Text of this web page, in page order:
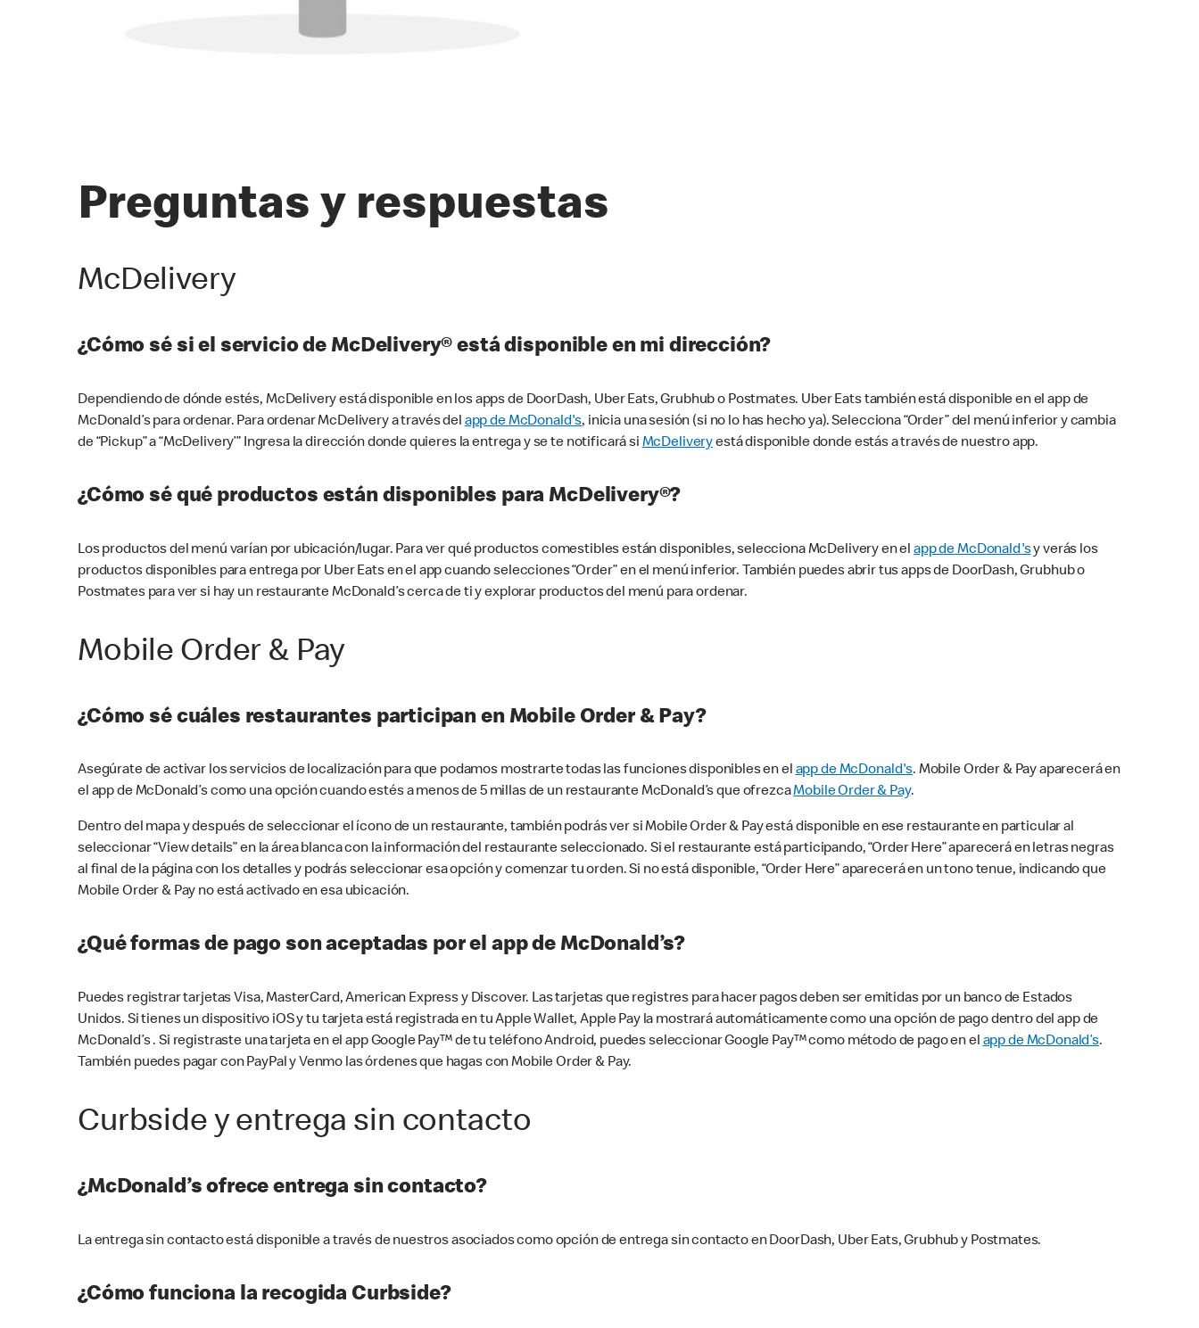
Preguntas y respuestas
McDelivery
¿Cómo sé si el servicio de McDelivery® está disponible en mi dirección?
Dependiendo de dónde estés, McDelivery está disponible en los apps de DoorDash, Uber Eats, Grubhub o Postmates. Uber Eats también está disponible en el app de
McDonald’s para ordenar. Para ordenar McDelivery a través del app de McDonald's, inicia una sesión (si no lo has hecho ya). Selecciona “Order” del menú inferior y cambia
de “Pickup” a “McDelivery’” Ingresa la dirección donde quieres la entrega y se te notificará si McDeliveryestá disponible donde estás a través de nuestro app.
¿Cómo sé qué productos están disponibles para McDelivery®?
Los productos del menú varían por ubicación/lugar. Para ver qué productos comestibles están disponibles, selecciona McDelivery en elapp de McDonald'sy verás los
productos disponibles para entrega por Uber Eats en el app cuando selecciones “Order” en el menú inferior. También puedes abrir tus apps de DoorDash, Grubhub o
Postmates para ver si hay un restaurante McDonald’s cerca de ti y explorar productos del menú para ordenar.
Mobile Order & Pay
¿Cómo sé cuáles restaurantes participan en Mobile Order & Pay?
Asegúrate de activar los servicios de localización para que podamos mostrarte todas las funciones disponibles en elapp de McDonald's. Mobile Order & Pay aparecerá en
el app de McDonald’s como una opción cuando estés a menos de 5 millas de un restaurante McDonald’s que ofrezcaMobile Order & Pay.
Dentro del mapa y después de seleccionar el ícono de un restaurante, también podrás ver si Mobile Order & Pay está disponible en ese restaurante en particular al
seleccionar “View details” en la área blanca con la información del restaurante seleccionado. Si el restaurante está participando, “Order Here” aparecerá en letras negras
al final de la página con los detalles y podrás seleccionar esa opción y comenzar tu orden. Si no está disponible, “Order Here” aparecerá en un tono tenue, indicando que
Mobile Order & Pay no está activado en esa ubicación.
¿Qué formas de pago son aceptadas por el app de McDonald’s?
Puedes registrar tarjetas Visa, MasterCard, American Express y Discover. Las tarjetas que registres para hacer pagos deben ser emitidas por un banco de Estados
Unidos. Si tienes un dispositivo iOS y tu tarjeta está registrada en tu Apple Wallet, Apple Pay la mostrará automáticamente como una opción de pago dentro del app de
McDonald’s . Si registraste una tarjeta en el app Google Pay™ de tu teléfono Android, puedes seleccionar Google Pay™ como método de pago en elapp de McDonald’s.
También puedes pagar con PayPal y Venmo las órdenes que hagas con Mobile Order & Pay.
Curbside y entrega sin contacto
¿McDonald’s ofrece entrega sin contacto?
La entrega sin contacto está disponible a través de nuestros asociados como opción de entrega sin contacto en DoorDash, Uber Eats, Grubhub y Postmates.
¿Cómo funciona la recogida Curbside?